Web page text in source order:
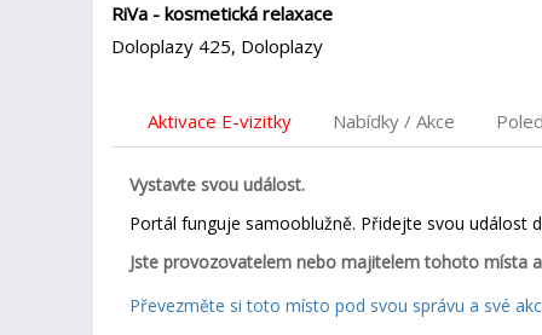
RiVa - kosmetická relaxace
Doloplazy 425, Doloplazy
Aktivace E-vizitky Nabídky / Akce
Vystavte svou událost.
Portál funguje samooblužně. Přidejte svou událost
Jste provozovatelem nebo majitelem tohoto místa
Převezměte si toto místo pod svou správu a své